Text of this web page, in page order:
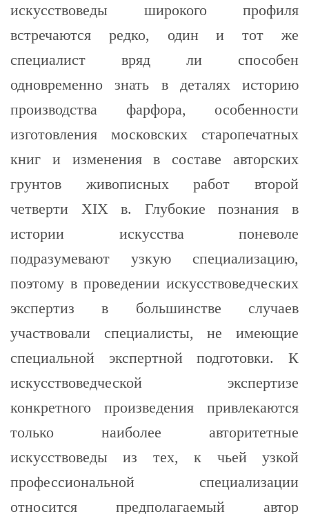
искусствоведы широкого профиля
встречаются редко, один и тот же
специалист вряд ли способен
одновременно знать в деталях историю
производства фарфора, особенности
изготовления московских старопечатных
книг и изменения в составе авторских
грунтов живописных работ второй
четверти XIX в. Глубокие познания в
истории искусства поневоле
подразумевают узкую специализацию,
поэтому в проведении искусствоведческих
экспертиз в большинстве случаев
участвовали специалисты, не имеющие
специальной экспертной подготовки. К
искусствоведческой экспертизе
конкретного произведения привлекаются
только наиболее авторитетные
искусствоведы из тех, к чьей узкой
профессиональной специализации
относится предполагаемый автор